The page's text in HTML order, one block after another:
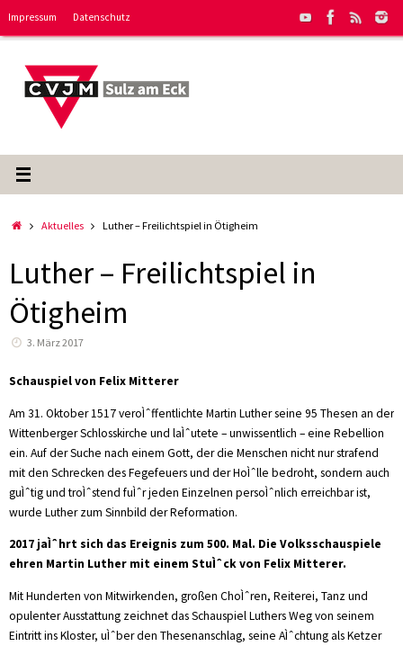
Impressum Datenschutz
StartAktuelles Luther – Freilichtspiel in Ötigheim
Luther – Freilichtspiel in
Ötigheim
3. März 2017
Schauspiel von Felix Mitterer
Am 31. Oktober 1517 veroÌˆffentlichte Martin Luther seine 95 Thesen an der
Wittenberger Schlosskirche und laÌˆutete – unwissentlich – eine Rebellion
ein. Auf der Suche nach einem Gott, der die Menschen nicht nur strafend
mit den Schrecken des Fegefeuers und der HoÌˆlle bedroht, sondern auch
guÌˆtig und troÌˆstend fuÌˆr jeden Einzelnen persoÌˆnlich erreichbar ist,
wurde Luther zum Sinnbild der Reformation.
2017 jaÌˆhrt sich das Ereignis zum 500. Mal. Die Volksschauspiele
ehren Martin Luther mit einem StuÌˆck von Felix Mitterer.
Mit Hunderten von Mitwirkenden, großen ChoÌˆren, Reiterei, Tanz und
opulenter Ausstattung zeichnet das Schauspiel Luthers Weg von seinem
Eintritt ins Kloster, uÌˆber den Thesenanschlag, seine AÌˆchtung als Ketzer